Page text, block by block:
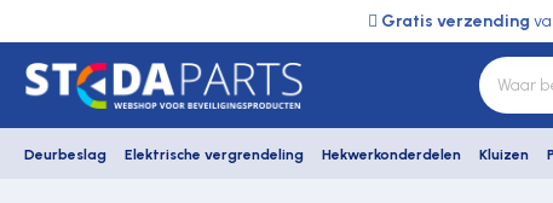
Gratis verzending
Deurbeslag Elektrische vergrendeling Hekwerkonderdelen Kluizen